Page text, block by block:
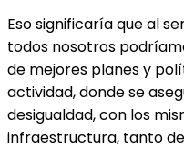
Eso significaría que al
todos nosotros
de mejores planes y
actividad, donde se
desigualdad, con los
infraestructura, tanto